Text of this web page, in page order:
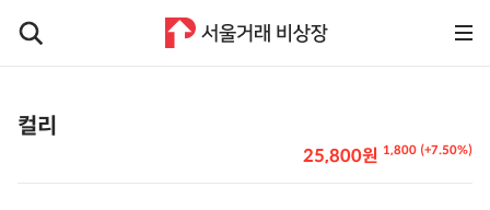
컬리
1,800 (+7.50%)
25,800원